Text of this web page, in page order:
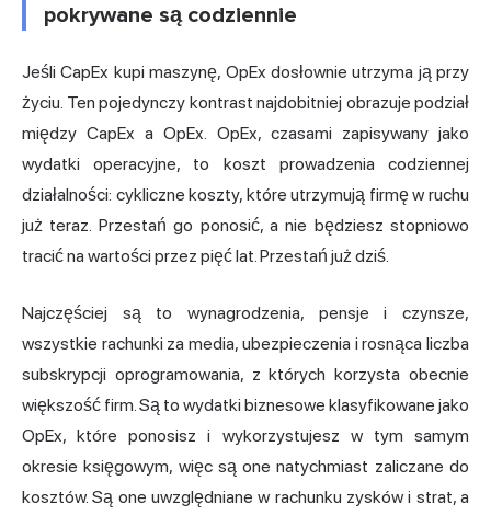
pokrywane są codziennie
Jeśli CapEx kupi maszynę, OpEx dosłownie utrzyma ją przy
życiu. Ten pojedynczy kontrast najdobitniej obrazuje podział
między CapEx a OpEx. OpEx, czasami zapisywany jako
wydatki operacyjne, to koszt prowadzenia codziennej
działalności: cykliczne koszty, które utrzymują firmę w ruchu
już teraz. Przestań go ponosić, a nie będziesz stopniowo
tracić na wartości przez pięć lat. Przestań już dziś.
Najczęściej są to wynagrodzenia, pensje i czynsze,
wszystkie rachunki za media, ubezpieczenia i rosnąca liczba
subskrypcji oprogramowania, z których korzysta obecnie
większość firm. Są to wydatki biznesowe klasyfikowane jako
OpEx, które ponosisz i wykorzystujesz w tym samym
okresie księgowym, więc są one natychmiast zaliczane do
kosztów. Są one uwzględniane w rachunku zysków i strat, a